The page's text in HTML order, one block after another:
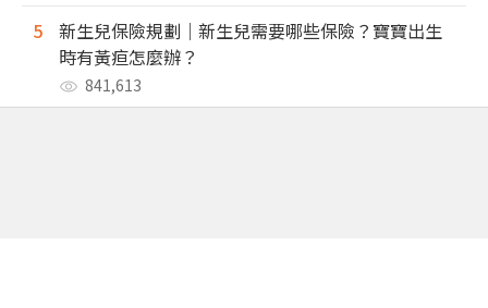
5
新生兒保險規劃｜新生兒需要哪些保險？寶寶出生
時有黃疸怎麼辦？
841,613